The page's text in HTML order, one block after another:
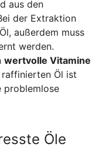
aus den
der Extraktion
außerdem muss
werden.
wertvolle Vitamine
Öl ist
problemlose
Öle